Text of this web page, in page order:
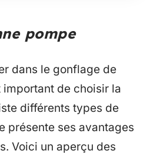
pompe
dans le gonflage de
de choisir la
différents types de
présente ses avantages
Voici un aperçu des